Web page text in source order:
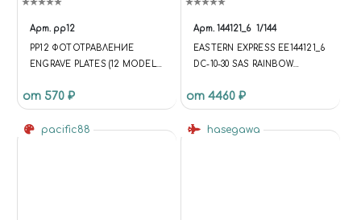
Арт. pp12
PP12 ФОТОТРАВЛЕНИЕ
ENGRAVE PLATES (12 MODELS
от 570 ₽
Арт. 144121_6 1/144
EASTERN EXPRESS ЕЕ144121_6
DC-10-30 SAS RAINBOW
от 4460 ₽
pacific88 hasegawa